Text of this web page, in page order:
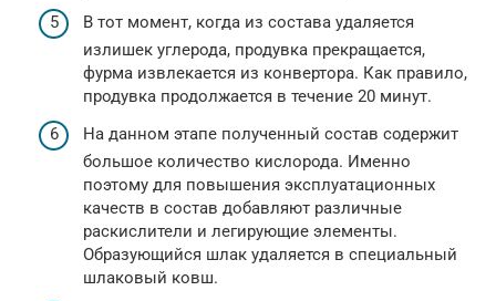
В тот момент, когда из состава удаляется
излишек углерода, продувка прекращается,
фурма извлекается из конвертора. Как правило,
продувка продолжается в течение 20 минут.
На данном этапе полученный состав содержит
большое количество кислорода. Именно
поэтому для повышения эксплуатационных
качеств в состав добавляют различные
раскислители и легирующие элементы.
Образующийся шлак удаляется в специальный
шлаковый ковш.